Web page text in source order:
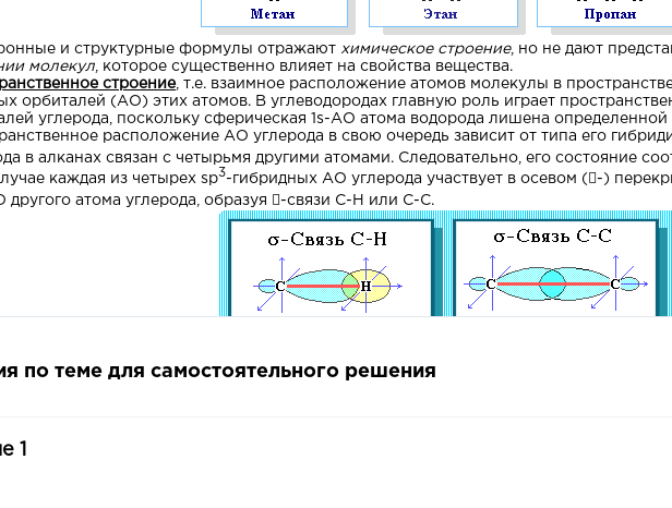
и структурные формулы отражают химическое строение, но не дают
молекул , которое существенно влияет на свойства вещества.
строение, т.е. взаимное расположение атомов молекулы в
орбиталей (АО) этих атомов. В углеводородах главную роль играет
углерода, поскольку сферическая 1s-АО атома водорода лишена определенной
расположение АО углерода в свою очередь зависит от типа его
в алканах связан с четырьмя другими атомами. Следовательно, его состояние
каждая из четырех sp3-гибридных АО углерода участвует в осевом (-)
другого атома углерода, образуя -связи С-Н или С-С.
алканов – метана СН
– имеет форму тетраэдра, в центре которого
по теме для самостоятельного решения
1